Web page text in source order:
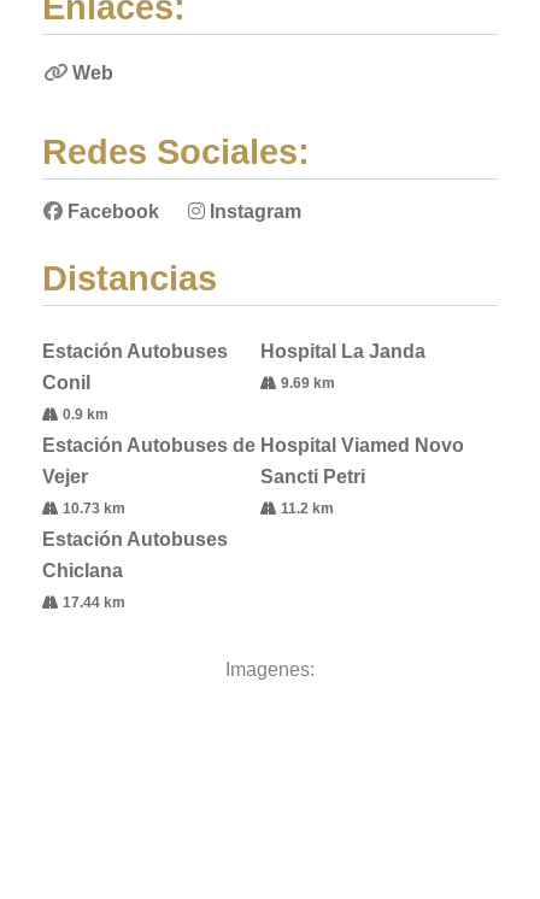
Web
Redes Sociales:
Facebook Instagram
Distancias
Estación Autobuses
Conil
0.9 km
Hospital La Janda
9.69 km
Estación Autobuses de
Vejer
10.73 km
Hospital Viamed Novo
Sancti Petri
11.2 km
Estación Autobuses
Chiclana
17.44 km
Imagenes: